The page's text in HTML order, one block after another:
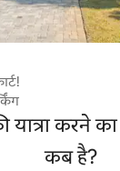
यात्रा करने
कब है?